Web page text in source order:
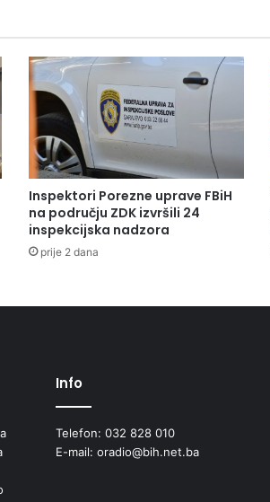
Inspektori Porezne uprave FBiH
na području ZDK izvršili 24
inspekcijska nadzora
prije 2 dana
Info
Telefon: 032 828 010
E-mail: oradio@bih.net.ba